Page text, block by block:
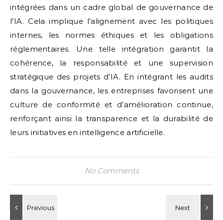
intégrées dans un cadre global de gouvernance de
l’IA. Cela implique l’alignement avec les politiques
internes, les normes éthiques et les obligations
réglementaires. Une telle intégration garantit la
cohérence, la responsabilité et une supervision
stratégique des projets d’IA. En intégrant les audits
dans la gouvernance, les entreprises favorisent une
culture de conformité et d’amélioration continue,
renforçant ainsi la transparence et la durabilité de
leurs initiatives en intelligence artificielle.
No Comments